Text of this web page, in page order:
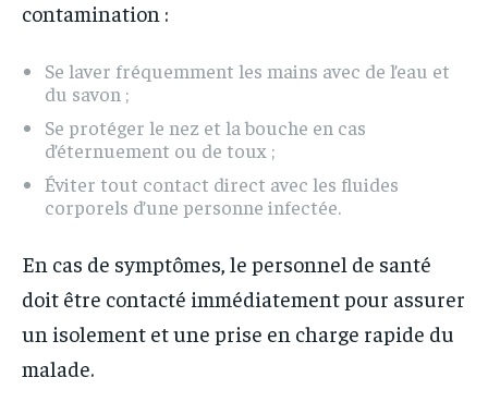
contamination :
Se laver fréquemment les mains avec de l’eau et
du savon ;
Se protéger le nez et la bouche en cas
d’éternuement ou de toux ;
Éviter tout contact direct avec les fluides
corporels d’une personne infectée.
En cas de symptômes, le personnel de santé
doit être contacté immédiatement pour assurer
un isolement et une prise en charge rapide du
malade.